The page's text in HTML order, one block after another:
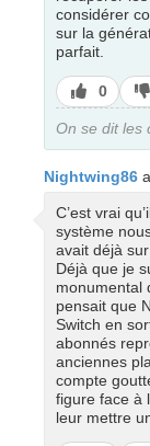
considérer
sur la
parfait.
J’aime
0
On se dit les
Nightwing86
C’est vrai
système
avait déjà sur
Déjà que je
monumental
pensait que
Switch en
abonnés
anciennes
compte
figure face à
leur mettre